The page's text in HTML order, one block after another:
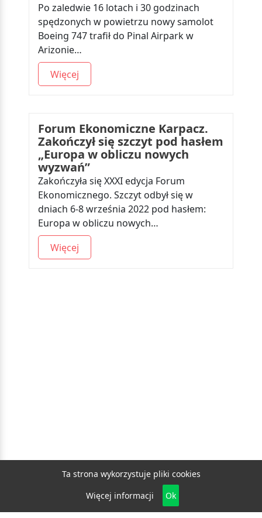
Po zaledwie 16 lotach i 30 godzinach
spędzonych w powietrzu nowy samolot
Boeing 747 trafił do Pinal Airpark w
Arizonie…
Więcej
Forum Ekonomiczne Karpacz.
Zakończył się szczyt pod hasłem
„Europa w obliczu nowych
wyzwań”
Zakończyła się XXXI edycja Forum
Ekonomicznego. Szczyt odbył się w
dniach 6-8 września 2022 pod hasłem:
Europa w obliczu nowych…
Więcej
Ta strona wykorzystuje pliki cookies
Więcej informacji
Ok